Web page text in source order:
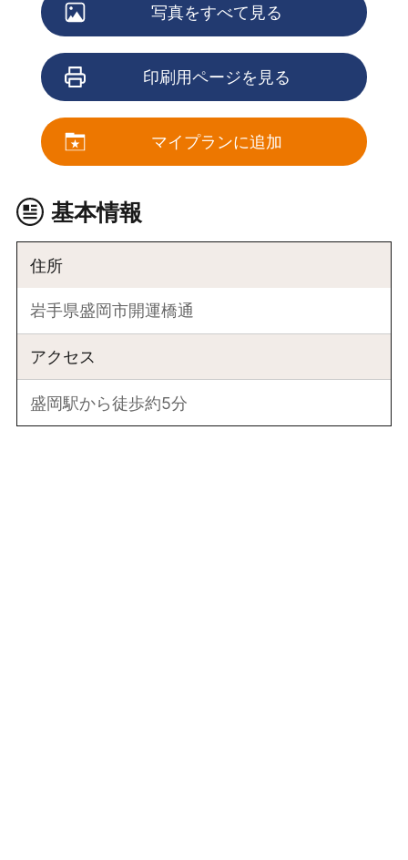
写真をすべて見る
印刷用ページを見る
マイプランに追加
基本情報
住所
岩手県盛岡市開運橋通
アクセス
盛岡駅から徒歩約5分